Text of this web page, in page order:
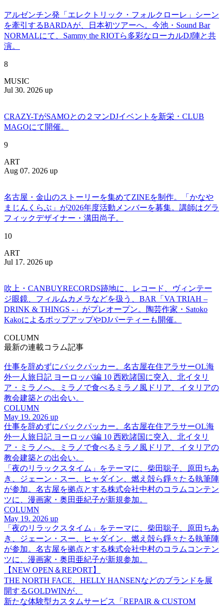
アルゼンチン発「エレクトリック・フォルクローレ」シーン
を牽引するBARDAが、日本初ツアーへ。今池・Sound Bar
NORMALにて、Sammy the RIOTら多彩なローカルDJ陣と共
演。
8
MUSIC
Jul 30. 2026 up
CRAZY-TがSAMOとの２マンDJイベントを新栄・CLUB
MAGOにて開催。
9
ART
Aug 07. 2026 up
名古屋・金山のストーリーを集めてZINEを制作。「かなや
まじんくらぶ」が2026年度活動メンバーを募集。講師はグラ
フィックデザイナー・溝田尚子。
10
ART
Jul 17. 2026 up
吹上・CANBUYRECORDS跡地に、レコード、ヴィンテー
ジ眼鏡、フィルムカメラなどを扱う、BAR「VA TRIAH –
DRINK & THINGS -」がプレオープン。陶芸作家・Satoko
KakoによるポップアップやDJパーティーも開催。
COLUMN
最新の連載コラム記事
仕事を辞めずにバックパッカー。名古屋在住アラサーOL海
外一人旅日記 ヨーロッパ編 10 西欧諸国に突入、北イタリ
ア・ミラノへ。ミラノで食べるミラノ風ドリア、イタリアの
教会建築との出会い。
COLUMN
May 19. 2026 up
仕事を辞めずにバックパッカー。名古屋在住アラサーOL海
外一人旅日記 ヨーロッパ編 10 西欧諸国に突入、北イタリ
ア・ミラノへ。ミラノで食べるミラノ風ドリア、イタリアの
教会建築との出会い。
「夜のリラックスタイム」をテーマに、柴田聡子、原田ちあ
き、ジェーン・スー、ヒャダイン、燃え殻ら錚々たる執筆陣
が参加。名古屋を拠点とする株式会社中村のコラムコンテン
ツに、漫画家・奥田亜紀子が新規参加。
COLUMN
May 19. 2026 up
「夜のリラックスタイム」をテーマに、柴田聡子、原田ちあ
き、ジェーン・スー、ヒャダイン、燃え殻ら錚々たる執筆陣
が参加。名古屋を拠点とする株式会社中村のコラムコンテン
ツに、漫画家・奥田亜紀子が新規参加。
【NEW OPEN＆REPORT】
THE NORTH FACE、HELLY HANSENなどのブランドを展
開するGOLDWINが、
新たな体験型カスタムサービス「REPAIR & CUSTOM